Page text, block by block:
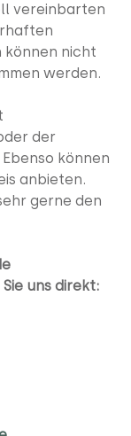
vereinbarten
können nicht
werden.
der
können
anbieten.
gerne den
uns direkt: